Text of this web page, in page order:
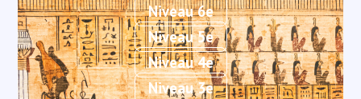
Niveau 6e
Niveau 5e
Niveau 4e
Niveau 3e